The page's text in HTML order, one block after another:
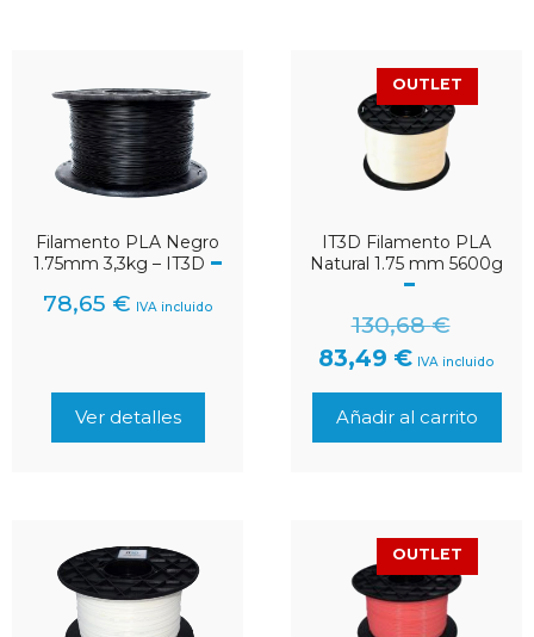
Filamento PLA Negro
1.75mm 3,3kg – IT3D
78,65 € IVA incluido
Ver detalles
OUTLET
IT3D Filamento PLA
Natural 1.75 mm 5600g
130,68€
83,49 € IVA incluido
Añadir al carrito
OUTLET